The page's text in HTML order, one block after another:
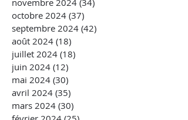
octobre 2024 (37)
septembre 2024 (42)
août 2024 (18)
juillet 2024 (18)
juin 2024 (12)
mai 2024 (30)
avril 2024 (35)
mars 2024 (30)